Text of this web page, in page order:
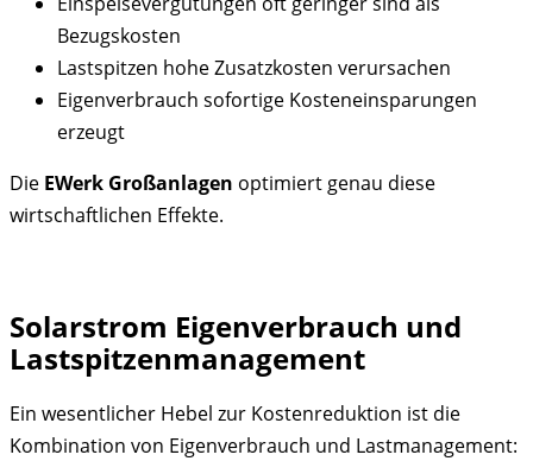
Bezugskosten
Lastspitzen hohe Zusatzkosten verursachen
Eigenverbrauch sofortige Kosteneinsparungen
erzeugt
Die EWerk Großanlagen optimiert genau diese
wirtschaftlichen Effekte.
Solarstrom Eigenverbrauch und
Lastspitzenmanagement
Ein wesentlicher Hebel zur Kostenreduktion ist die
Kombination von Eigenverbrauch und Lastmanagement: